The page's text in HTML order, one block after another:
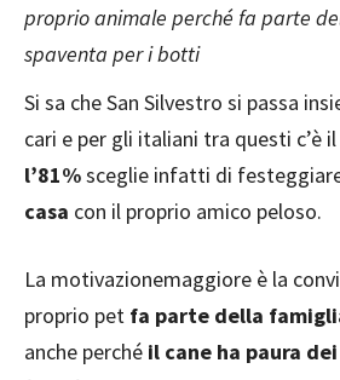
proprio animale perché fa parte
spaventa per i botti
Si sa che San Silvestro si passa
cari e per gli italiani tra questi c’è
l’81%sceglie infatti di
casa con il proprio amico peloso.
La motivazionemaggiore è la
proprio pet fa parte della
anche perché il cane ha paura de